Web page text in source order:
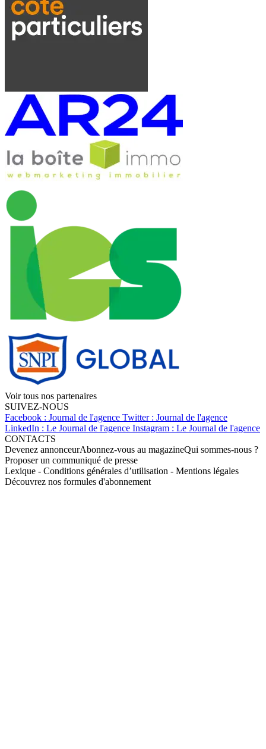
Voir tous nos partenaires
SUIVEZ-NOUS
Facebook : Journal de l'agence Twitter : Journal de l'agence
LinkedIn : Le Journal de l'agence Instagram : Le Journal de l'agence
CONTACTS
Devenez annonceurAbonnez-vous au magazineQui sommes-nous ?
Proposer un communiqué de presse
Lexique - Conditions générales d’utilisation - Mentions légales
Découvrez nos formules d'abonnement